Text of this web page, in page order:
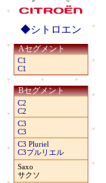
◆シトロエン
Aセグメント
C1
C1
Bセグメント
C2
C2
C3
C3
C3 Pluriel
C3プルリエル
Saxo
サクソ